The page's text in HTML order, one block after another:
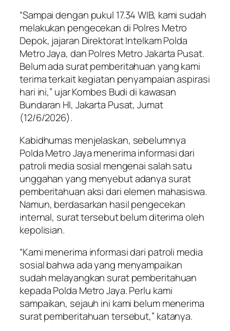
“Sampai dengan pukul 17.34 WIB, kami sudah
melakukan pengecekan di Polres Metro
Depok, jajaran Direktorat Intelkam Polda
Metro Jaya, dan Polres Metro Jakarta Pusat.
Belum ada surat pemberitahuan yang kami
terima terkait kegiatan penyampaian aspirasi
hari ini,” ujar Kombes Budi di kawasan
Bundaran HI, Jakarta Pusat, Jumat
(12/6/2026).
Kabidhumas menjelaskan, sebelumnya
Polda Metro Jaya menerima informasi dari
patroli media sosial mengenai salah satu
unggahan yang menyebut adanya surat
pemberitahuan aksi dari elemen mahasiswa.
Namun, berdasarkan hasil pengecekan
internal, surat tersebut belum diterima oleh
kepolisian.
“Kami menerima informasi dari patroli media
sosial bahwa ada yang menyampaikan
sudah melayangkan surat pemberitahuan
kepada Polda Metro Jaya. Perlu kami
sampaikan, sejauh ini kami belum menerima
surat pemberitahuan tersebut,” katanya.